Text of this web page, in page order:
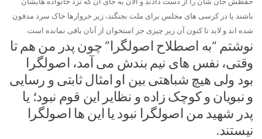
باشند یا در کرسی های مجلس برای ملت بجنگند، زیر خروارها خاک سرد مدفون
شده اند و لابد تا کنون آن زیر چیزی جز استخوان از آنان باقی نمانده است.
نوشتم “به اصطلاح اصولگرا” چون پدر من هم تا
وقتی، نفس های نیم بندش می آمد، اصولگرا
بود ولی هیچ شباهتی بین او امثال ثابتی و رسایی
و نبویان و کوچک زاده و نظایر این قوم نبود؛ یا
پدر شهید من اصولگرا نبود یا این ها اصولگرا
نیستند.